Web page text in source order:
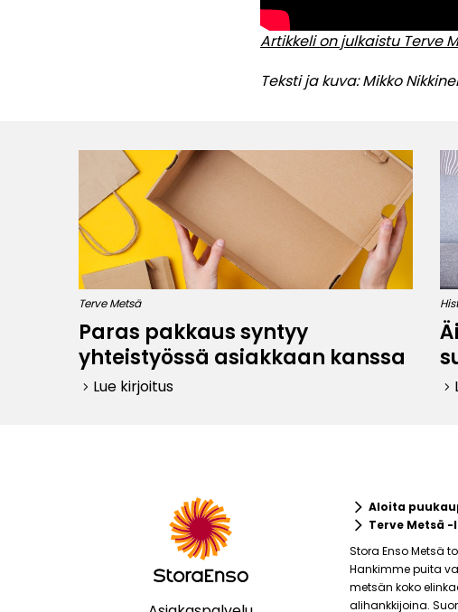
Artikkeli on julkaistu Terve
Teksti ja kuva: Mikko
Terve Metsä
Paras pakkaus syntyy
yhteistyössä asiakkaan kanssa
keyboard_arrow_right Lue kirjoitus keyboard_arrow_right
keyboard_arrow_rightAloita
keyboard_arrow_rightTerve Metsä
Stora Enso Metsä
Hankimme puita
metsän koko
alihankkijoina.